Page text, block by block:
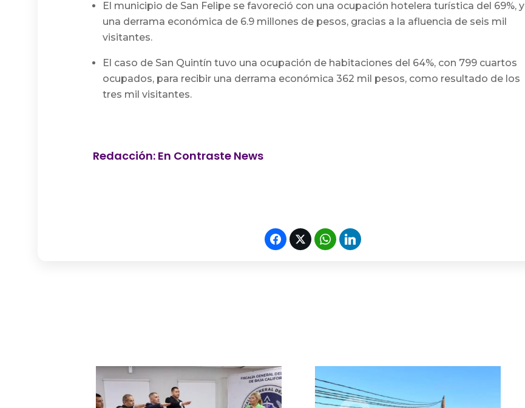
El municipio de San Felipe se favoreció con una ocupación hotelera turística del 69%, y
una derrama económica de 6.9 millones de pesos, gracias a la afluencia de seis mil
visitantes.
El caso de San Quintín tuvo una ocupación de habitaciones del 64%, con 799 cuartos
ocupados, para recibir una derrama económica 362 mil pesos, como resultado de los
tres mil visitantes.
Redacción: En Contraste News